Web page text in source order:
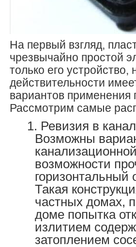
На первый взгляд,
чрезвычайно простой
только его
действительности
вариантов применения
Рассмотрим самые
Ревизия в
Возможны
возможности
горизонтальный
Такая
частных домах,
доме попытка
излитием
затоплением